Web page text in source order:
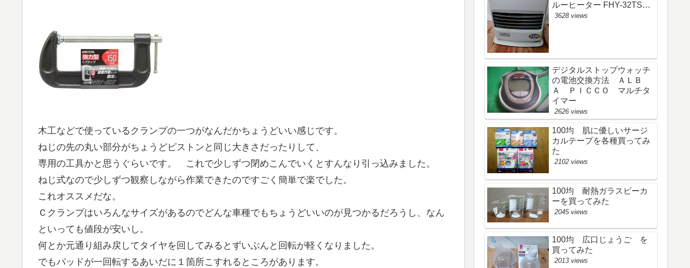
木工などで使っているクランプの一つがなんだかちょうどいい感じです。
ねじの先の丸い部分がちょうどピストンと同じ大きさだったりして、
専用の工具かと思うぐらいです。 これで少しずつ閉めこんでいくとすんなり引っ込みました。
ねじ式なので少しずつ観察しながら作業できたのですごく簡単で楽でした。
これオススメだな。
Ｃクランプはいろんなサイズがあるのでどんな車種でもちょうどいいのが見つかるだろうし、なん
といっても値段が安いし。
何とか元通り組み戻してタイヤを回してみるとずいぶんと回転が軽くなりました。
でもパッドが一回転するあいだに１箇所こすれるところがあります。
ルーヒーター FHY-32TS6
(FW-325S)
3628 views
デジタルストップウォッチ
の電池交換方法 ＡＬＢ
Ａ ＰＩＣＣＯ マルチタ
イマー
2626 views
100均 肌に優しいサージ
カルテープを各種買ってみ
た
2102 views
100均 耐熱ガラスビーカ
ーを買ってみた
2045 views
100均 広口じょうご を
買ってみた
2013 views